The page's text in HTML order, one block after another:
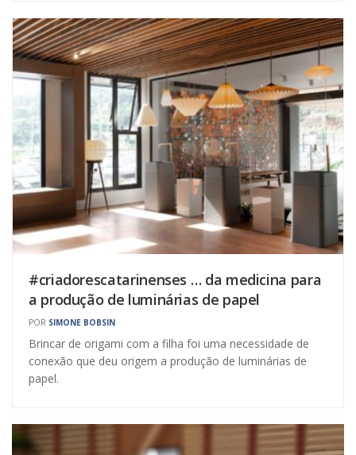
#criadorescatarinenses … da medicina para
a produção de luminárias de papel
POR SIMONE BOBSIN
Brincar de origami com a filha foi uma necessidade de
conexão que deu origem a produção de luminárias de
papel.